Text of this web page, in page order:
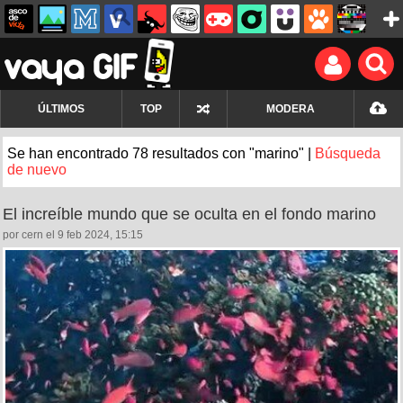
ÚLTIMOS TOP MODERA
Se han encontrado 78 resultados con "marino" |
Búsqueda
de nuevo
El increíble mundo que se oculta en el fondo marino
por cern el 9 feb 2024, 15:15